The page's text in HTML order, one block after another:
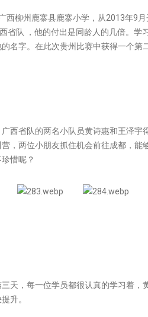
西柳州鹿寨县鹿寨小学，从2013年9
西省队 ，他的付出是同龄人的几倍。
名字。在此次贵州比赛中获得一个第
西省队的两名小队员黄诗惠和王泽
，两位小朋友抓住机会前往成都，能
惜呢？
天，每一位学员都很认真的学习着
升。